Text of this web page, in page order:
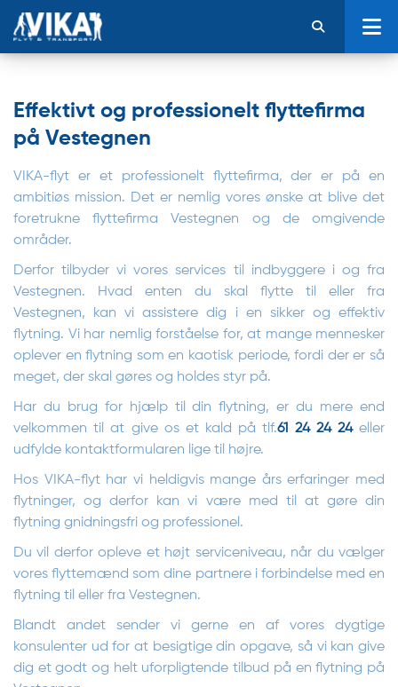
Effektivt og professionelt flyttefirma
på Vestegnen
VIKA-flyt er et professionelt flyttefirma, der er på en
ambitiøs mission. Det er nemlig vores ønske at blive det
foretrukne flyttefirma Vestegnen og de omgivende
områder.
Derfor tilbyder vi vores services til indbyggere i og fra
Vestegnen. Hvad enten du skal flytte til eller fra
Vestegnen, kan vi assistere dig i en sikker og effektiv
flytning. Vi har nemlig forståelse for, at mange mennesker
oplever en flytning som en kaotisk periode, fordi der er så
meget, der skal gøres og holdes styr på.
Har du brug for hjælp til din flytning, er du mere end
velkommen til at give os et kald på tlf.61 24 24 24eller
udfylde kontaktformularen lige til højre.
Hos VIKA-flyt har vi heldigvis mange års erfaringer med
flytninger, og derfor kan vi være med til at gøre din
flytning gnidningsfri og professionel.
Du vil derfor opleve et højt serviceniveau, når du vælger
vores flyttemænd som dine partnere i forbindelse med en
flytning til eller fra Vestegnen.
Blandt andet sender vi gerne en af vores dygtige
konsulenter ud for at besigtige din opgave, så vi kan give
dig et godt og helt uforpligtende tilbud på en flytning på